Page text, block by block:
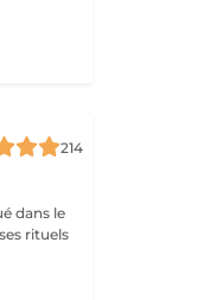
214
dans le
rituels